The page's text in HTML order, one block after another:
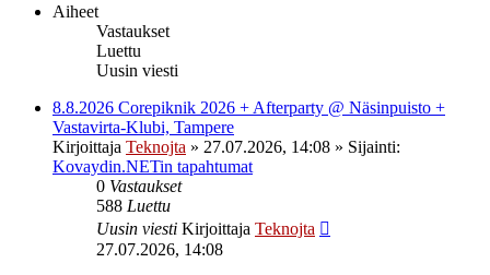
Aiheet
Vastaukset
Luettu
Uusin viesti
8.8.2026 Corepiknik 2026 + Afterparty @ Näsinpuisto +
Vastavirta-Klubi, Tampere
Kirjoittaja Teknojta » 27.07.2026, 14:08 » Sijainti:
Kovaydin.NETin tapahtumat
0 Vastaukset
588 Luettu
Uusin viesti Kirjoittaja Teknojta
27.07.2026, 14:08